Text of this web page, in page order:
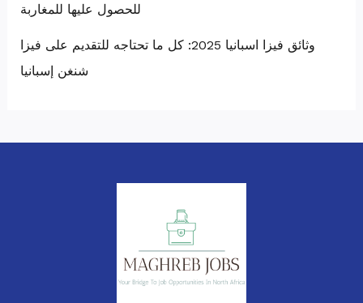
للحصول عليها للمغاربة
وثائق فيزا اسبانيا 2025: كل ما تحتاجه للتقديم على فيزا
شنغن إسبانيا